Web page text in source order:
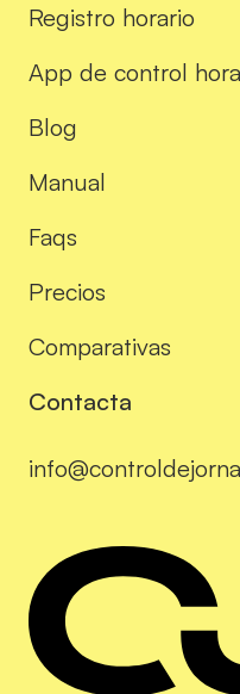
Registro horario
App de control
Blog
Manual
Faqs
Precios
Comparativas
Contacta